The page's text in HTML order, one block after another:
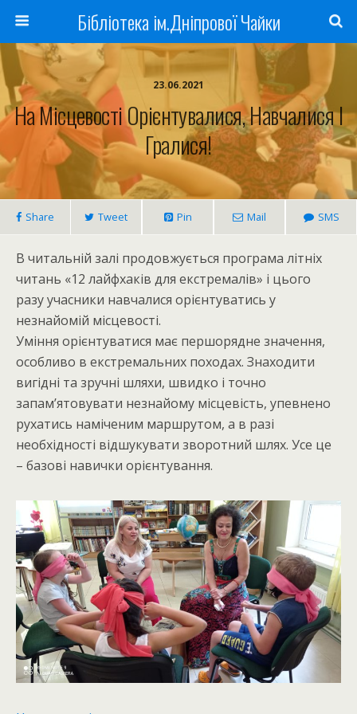
Бібліотека ім.Дніпрової Чайки
23.06.2021
На Місцевості Орієнтувалися, Навчалися І
Гралися!
Share Tweet Pin Mail SMS
В читальній залі продовжується програма літніх
читань «12 лайфхаків для екстремалів» і цього
разу учасники навчалися орієнтуватись у
незнайомій місцевості.
Уміння орієнтуватися має першорядне значення,
особливо в екстремальних походах. Знаходити
вигідні та зручні шляхи, швидко і точно
запам’ятовувати незнайому місцевість, упевнено
рухатись наміченим маршрутом, а в разі
необхідності відшукувати зворотний шлях. Усе це
– базові навички орієнтування.